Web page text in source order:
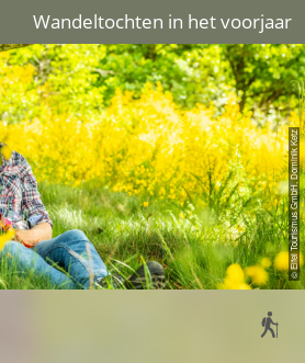
Wandeltochten in het voorjaar
© Eifel Tourismus GmbH, Dominik Ketz